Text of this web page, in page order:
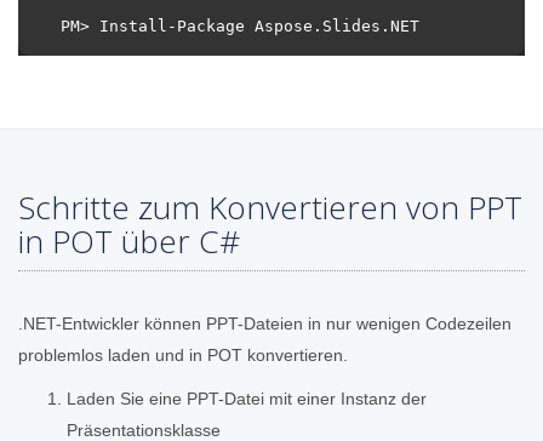
Schritte zum Konvertieren von PPT
in POT über C#
.NET-Entwickler können PPT-Dateien in nur wenigen Codezeilen
problemlos laden und in POT konvertieren.
Laden Sie eine PPT-Datei mit einer Instanz der
Präsentationsklasse